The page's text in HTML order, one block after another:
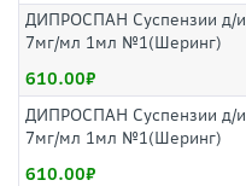
ДИПРОСПАН Суспензии д/и
7мг/мл 1мл №1(Шеринг)
610.00
ДИПРОСПАН Суспензии д/и
7мг/мл 1мл №1(Шеринг)
610.00